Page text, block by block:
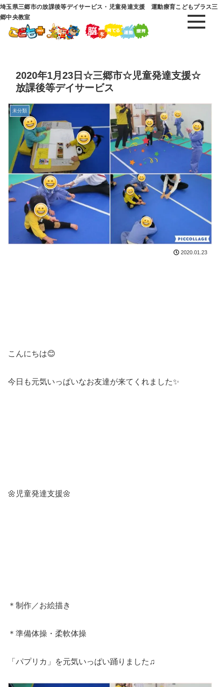
埼玉県三郷市の放課後等デイサービス・児童発達支援 運動療育こどもプラス三
郷中央教室
2020年1月23日☆三郷市☆児童発達支援☆
放課後等デイサービス
未分類
2020.01.23
こんにちは😊
今日も元気いっぱいなお友達が来てくれました✨
🌼児童発達支援🌼
＊制作／お絵描き
＊準備体操・柔軟体操
「パプリカ」を元気いっぱい踊りました♫